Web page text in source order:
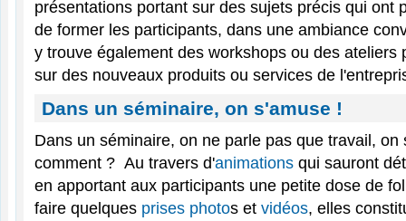
présentations portant sur des sujets précis qui ont
de former les participants, dans une ambiance
y trouve également des workshops ou des ateliers
sur des nouveaux produits ou services de
Dans un séminaire, on s'amuse !
Dans un séminaire, on ne parle pas que travail, on
comment ? Au travers d'animations qui sauront
en apportant aux participants une petite dose de
faire quelques prises photos et vidéos, elles